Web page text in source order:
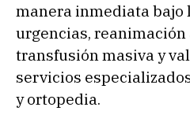
manera inmediata bajo
urgencias, reanimación
transfusión masiva y
servicios
y ortopedia.